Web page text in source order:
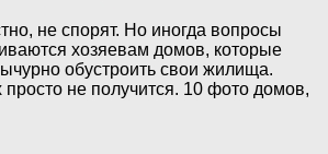
не спорят. Но иногда вопросы
хозяевам домов, которые
обустроить свои жилища.
не получится. 10 фото домов,